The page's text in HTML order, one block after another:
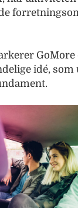
GoMore
idé, som